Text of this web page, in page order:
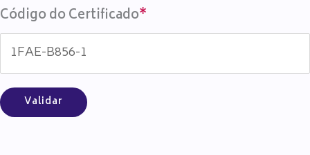
Código do Certificado*